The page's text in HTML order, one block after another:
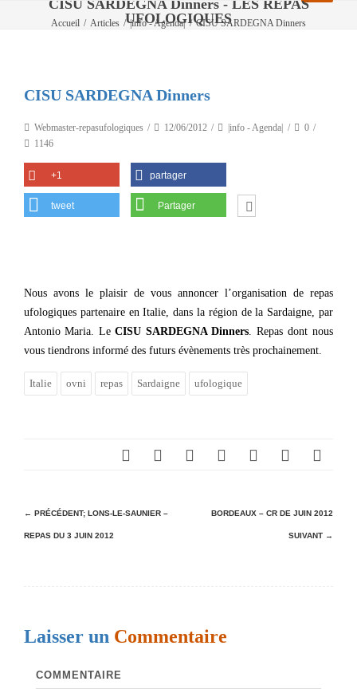
CISU SARDEGNA Dinners - LES REPAS
UFOLOGIQUES
Accueil / Articles / |info - Agenda| / CISU SARDEGNA Dinners
CISU SARDEGNA Dinners
Webmaster-repasufologiques 12/06/2012 |info - Agenda|
0
1146
+1 partager
tweet Partager
Nous avons le plaisir de vous annoncer l’organisation de repas
ufologiques partenaire en Italie, dans la région de la Sardaigne, par
Antonio Maria. Le CISU SARDEGNA Dinners. Repas dont nous
vous tiendrons informé des futurs évènements très prochainement.
Italie ovni repas Sardaigne ufologique
N
a
a
← PRÉCÉDENT; LONS-LE-SAUNIER –
REPAS DU 3 JUIN 2012
BORDEAUX – CR DE JUIN 2012
SUIVANT →
Laisser un Commentaire
COMMENTAIRE